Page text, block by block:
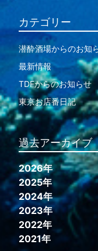
カテゴリー
潜酔酒場からのお知
最新情報
TDFからのお知らせ
東京お店番日記
過去アーカイブ
2026年
2025年
2024年
2023年
2022年
2021年